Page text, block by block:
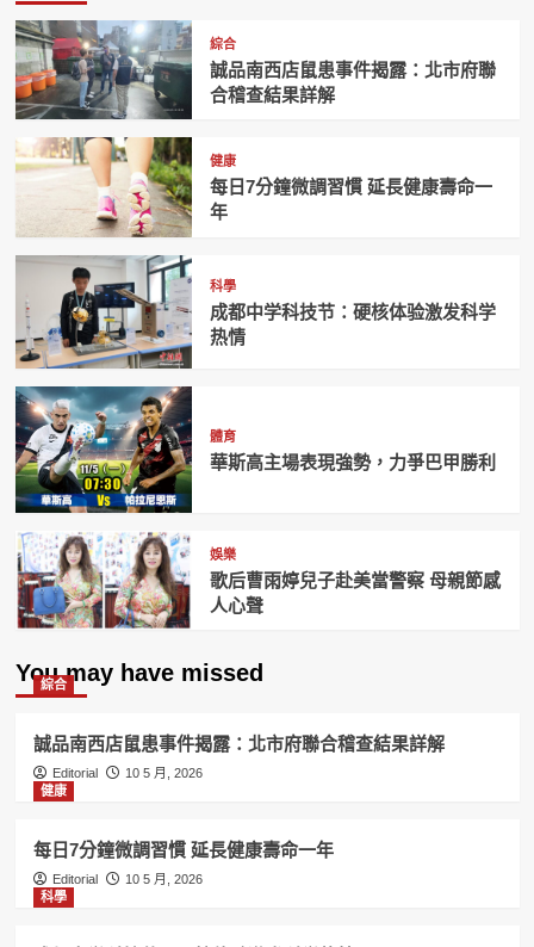
綜合
誠品南西店鼠患事件揭露：北市府聯
合稽查結果詳解
健康
每日7分鐘微調習慣 延長健康壽命一
年
科學
成都中学科技节：硬核体验激发科学
热情
體育
華斯高主場表現強勢，力爭巴甲勝利
娛樂
歌后曹雨婷兒子赴美當警察 母親節感
人心聲
You may have missed
綜合
誠品南西店鼠患事件揭露：北市府聯合稽查結果詳解
Editorial
10 5 月, 2026
健康
每日7分鐘微調習慣 延長健康壽命一年
Editorial
10 5 月, 2026
科學